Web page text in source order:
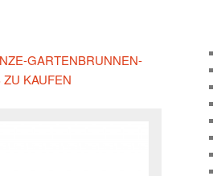
GARTENBRUNNEN-
KAUFEN